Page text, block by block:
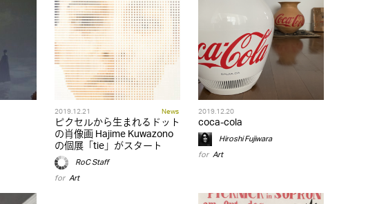
2019.12.21 News
ピクセルから生まれるドット
の肖像画 Hajime Kuwazono
の個展「tie」がスタート
RoC Staff
for Art
2019.12.20
coca-cola
Hiroshi Fujiwara
for Art